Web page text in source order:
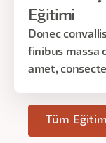
Eğitimi
Donec
finibus massa
amet,
Tüm